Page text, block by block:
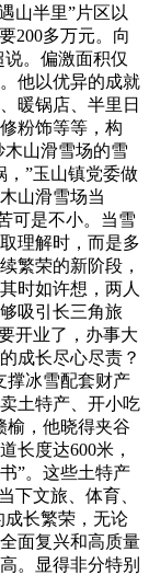
山半里”片区以
200多万元。向
。偏激面积仅
他以优异的成就
暖锅店、半里日
粉饰等等，构
木山滑雪场的雪
，”玉山镇党委做
山滑雪场当
可是不小。当雪
理解时，而是多
繁荣的新阶段，
时如许想，两人
吸引长三角旅
开业了，办事大
成长尽心尽责？
撑冰雪配套财产
土特产、开小吃
，他晓得夹谷
长度达600米，
”。这些土特产
下文旅、体育、
成长繁荣，无论
面复兴和高质量
。显得非分特别